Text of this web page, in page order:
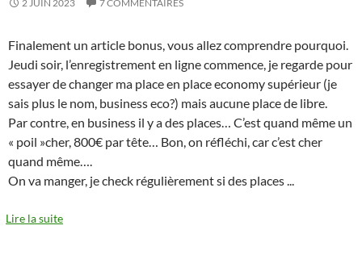
2 JUIN 2023 7 COMMENTAIRES
Finalement un article bonus, vous allez comprendre pourquoi.
Jeudi soir, l’enregistrement en ligne commence, je regarde pour
essayer de changer ma place en place economy supérieur (je
sais plus le nom, business eco?) mais aucune place de libre.
Par contre, en business il y a des places… C’est quand même un
« poil »cher, 800€ par tête… Bon, on réfléchi, car c’est cher
quand même….
On va manger, je check régulièrement si des places...
Lire la suite